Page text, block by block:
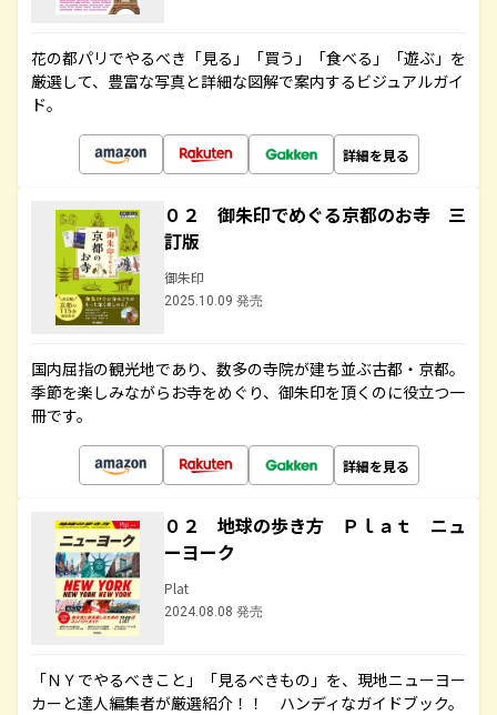
花の都パリでやるべき「見る」「買う」「食べる」「遊ぶ」を
厳選して、豊富な写真と詳細な図解で案内するビジュアルガイ
ド。
詳細を見る
０２ 御朱印でめぐる京都のお寺 三
訂版
御朱印
2025.10.09 発売
国内屈指の観光地であり、数多の寺院が建ち並ぶ古都・京都。
季節を楽しみながらお寺をめぐり、御朱印を頂くのに役立つ一
冊です。
詳細を見る
０２ 地球の歩き方 Ｐｌａｔ ニュ
ーヨーク
Plat
2024.08.08 発売
「ＮＹでやるべきこと」「見るべきもの」を、現地ニューヨー
カーと達人編集者が厳選紹介！！ ハンディなガイドブック。